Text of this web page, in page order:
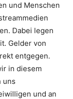
und Menschen
Dabei legen
Gelder von
entgegen.
in diesem
uns
und an